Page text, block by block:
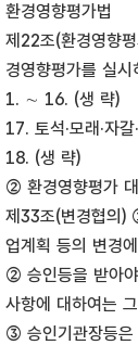
환경영향평가법
제22조(환경영향
경영향평가를 실시
1. ∼ 16. (생 략)
17. 토석·모래·자
18. (생 략)
② 환경영향평가
제33조(변경협의)
업계획 등의 변경
② 승인등을 받아
사항에 대하여는
③ 승인기관장등은